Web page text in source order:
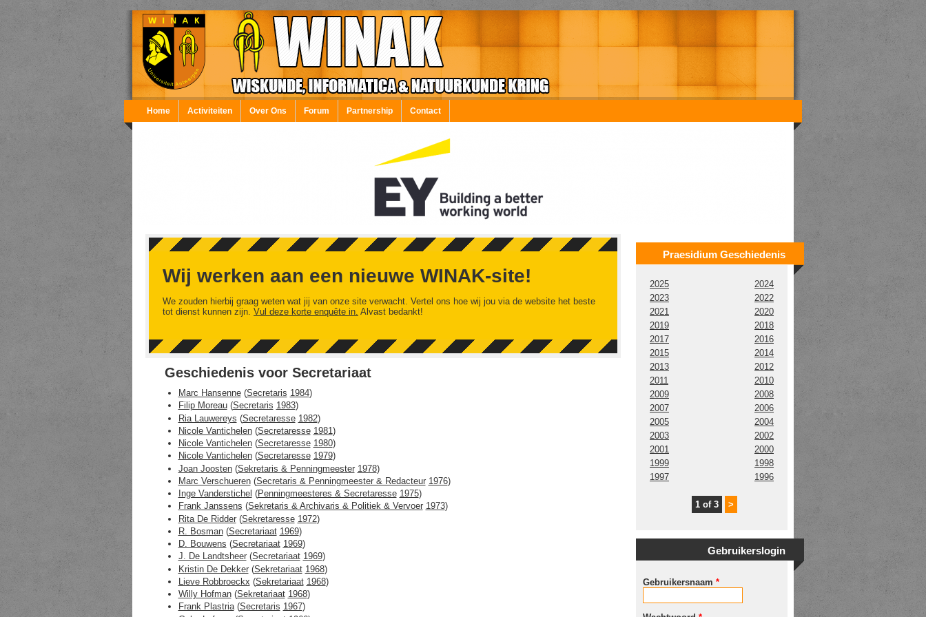
Overslaan en naar de inhoud gaan
Home Activiteiten Over Ons Forum Partnership Contact
Wij werken aan een nieuwe WINAK-site!
We zouden hierbij graag weten wat jij van onze site verwacht. Vertel ons hoe wij jou via de website het beste
tot dienst kunnen zijn. Vul deze korte enquête in. Alvast bedankt!
Geschiedenis voor Secretariaat
Marc Hansenne(Secretaris 1984)
Filip Moreau(Secretaris 1983)
Ria Lauwereys (Secretaresse 1982)
Nicole Vantichelen(Secretaresse 1981 )
Nicole Vantichelen(Secretaresse 1980)
Nicole Vantichelen(Secretaresse 1979)
Joan Joosten(Sekretaris & Penningmeester 1978)
Marc Verschueren(Secretaris & Penningmeester & Redacteur 1976)
Inge Vanderstichel (Penningmeesteres & Secretaresse 1975)
Frank Janssens (Sekretaris & Archivaris & Politiek & Vervoer 1973)
Rita De Ridder(Sekretaresse 1972)
R. Bosman(Secretariaat 1969)
D. Bouwens (Secretariaat 1969)
J. De Landtsheer(Secretariaat 1969)
Kristin De Dekker(Sekretariaat 1968)
Lieve Robbroeckx (Sekretariaat 1968)
Willy Hofman(Sekretariaat 1968)
Frank Plastria(Secretaris 1967)
Praesidium Geschiedenis
2025
2024
2023
2022
2021
2020
2019
2018
2017
2016
2015
2014
2013
2012
2011
2010
2009
2008
2007
2006
2005
2004
2003
2002
2001
2000
1999
1998
1997
1996
1 of 3 >
Gebruikerslogin
Gebruikersnaam *